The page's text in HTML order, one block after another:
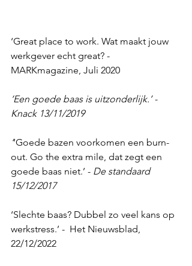
‘Great place to work. Wat maakt jouw
werkgever echt great? -
MARKmagazine, Juli 2020
‘Een goede baas is uitzonderlijk.’ -
Knack 13/11/2019
‘‘Goede bazen voorkomen een burn-
out. Go the extra mile, dat zegt een
goede baas niet.’ - De standaard
15/12/2017
‘Slechte baas? Dubbel zo veel kans op
werkstress.’ -  Het Nieuwsblad,
22/12/2022